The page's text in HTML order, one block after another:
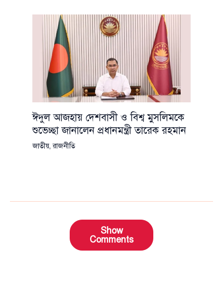
ঈদুল আজহায় দেশবাসী ও বিশ্ব মুসলিমকে
শুভেচ্ছা জানালেন প্রধানমন্ত্রী তারেক রহমান
জাতীয়,রাজনীতি
Show
Comments